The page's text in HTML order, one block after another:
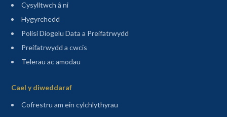
Cysylltwch â ni
Hygyrchedd
Polisi Diogelu Data a Preifatrwydd
Preifatrwydd a cwcis
Telerau ac amodau
Cael y diweddaraf
Cofrestru am ein cylchlythyrau(agor mewn tab newydd)